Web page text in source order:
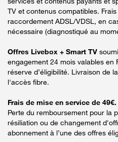
TV et contenus compatibles.
raccordement ADSL/VDSL, en
nécessaire (diagnostiqué au
Offres Livebox + Smart TV
engagement 24 mois valables en
réserve d’éligibilité. Livraison de
l'accès fibre.
Frais de mise en service de
Perte du remboursement pour la
résiliation ou de changement
abonnement à l’une des offres